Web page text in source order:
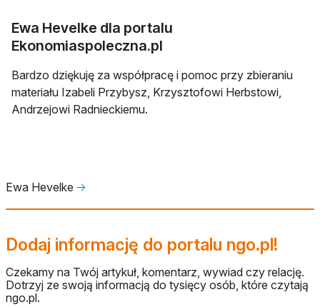
Ewa Hevelke dla portalu
Ekonomiaspoleczna.pl
Bardzo dziękuję za współpracę i pomoc przy zbieraniu
materiału Izabeli Przybysz, Krzysztofowi Herbstowi,
Andrzejowi Radnieckiemu.
Ewa Hevelke 🡢
Dodaj informację do portalu ngo.pl!
Czekamy na Twój artykuł, komentarz, wywiad czy relację.
Dotrzyj ze swoją informacją do tysięcy osób, które czytają
ngo.pl.